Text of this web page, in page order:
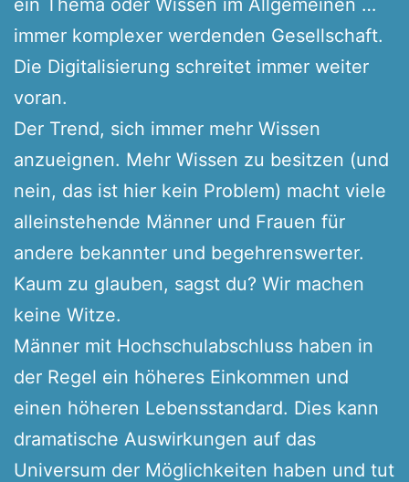
immer komplexer werdenden Gesellschaft.
Die Digitalisierung schreitet immer weiter
voran.
Der Trend, sich immer mehr Wissen
anzueignen. Mehr Wissen zu besitzen (und
nein, das ist hier kein Problem) macht viele
alleinstehende Männer und Frauen für
andere bekannter und begehrenswerter.
Kaum zu glauben, sagst du? Wir machen
keine Witze.
Männer mit Hochschulabschluss haben in
der Regel ein höheres Einkommen und
einen höheren Lebensstandard. Dies kann
dramatische Auswirkungen auf das
Universum der Möglichkeiten haben und tut